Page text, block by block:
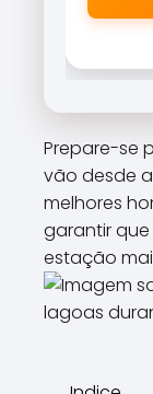
Prepare-se
vão desde
melhores
garantir
estação